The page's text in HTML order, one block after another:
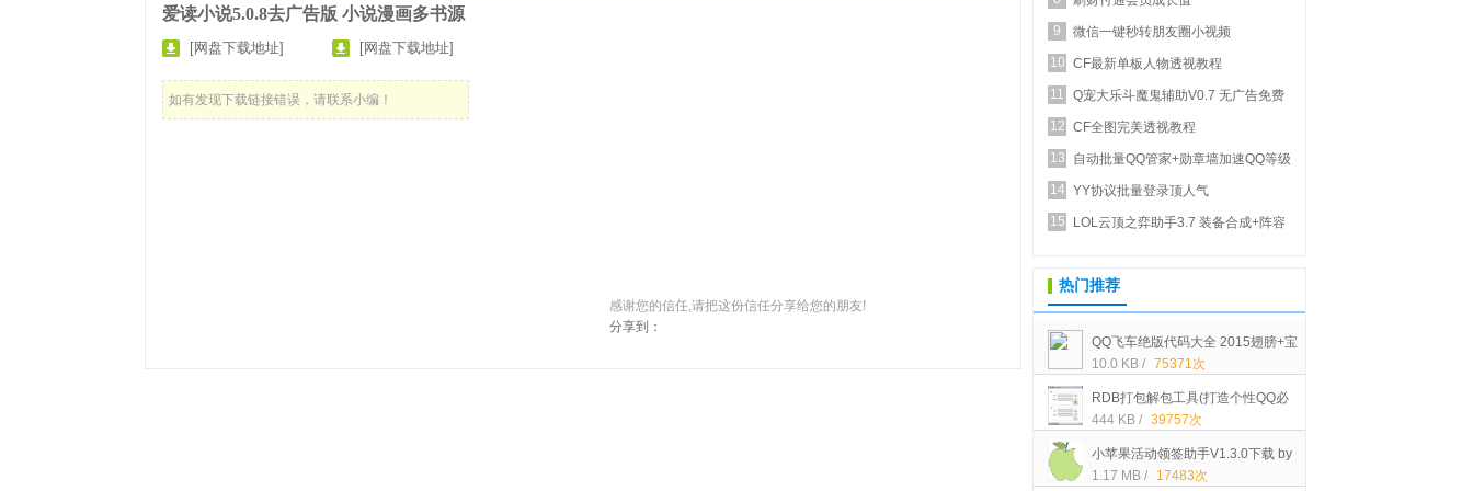
爱读小说5.0.8去广告版 小说漫画多书源
[网盘下载地址] [网盘下载地址]
如有发现下载链接错误，请联系小编！
感谢您的信任,请把这份信任分享给您的朋友!
分享到：
9
微信一键秒转朋友圈小视频
10 CF最新单板人物透视教程
11
Q宠大乐斗魔鬼辅助V0.7 无广告免费
正式版_新增...
12 CF全图完美透视教程
13
自动批量QQ管家+勋章墙加速QQ等级
14 YY协议批量登录顶人气
15
LOL云顶之弈助手3.7 装备合成+阵容
热门推荐
QQ飞车绝版代码大全 2015翅膀+宝
石+STABL车+装扮等代码[可以买的]
10.0 KB / 75371次
RDB打包解包工具(打造个性QQ必
备)中文绿色版下载
444 KB / 39757次
小苹果活动领签助手V1.3.0下载 by
大空白
1.17 MB / 17483次